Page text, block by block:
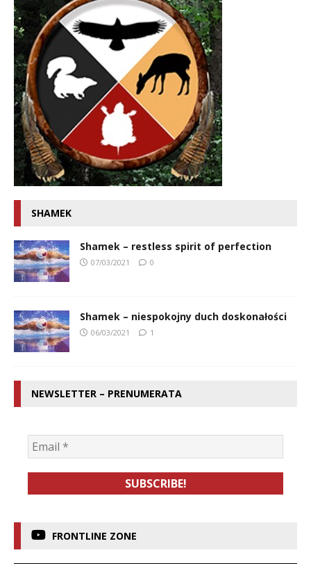
SHAMEK
Shamek – restless spirit of perfection
07/03/2021 0
Shamek – niespokojny duch doskonałości
06/03/2021 1
NEWSLETTER – PRENUMERATA
FRONTLINE ZONE